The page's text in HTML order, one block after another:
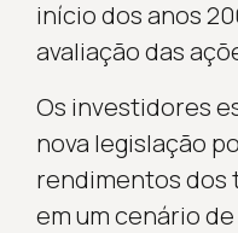
início dos anos
avaliação das
Os investidores
nova legislação
rendimentos dos
em um cenário